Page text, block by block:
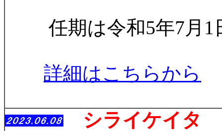
任期は令和5年7月1
詳細はこちらから
シライケイタ